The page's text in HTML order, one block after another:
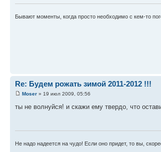
Бывают моменты, когда просто необходимо с кем-то
Re: Будем рожать зимой 2011-2012 !!!
Moser » 19 июл 2009, 05:56
ты не волнуйся! и скажи ему твердо, что
Не надо надеется на чудо! Если оно придет, то вы,